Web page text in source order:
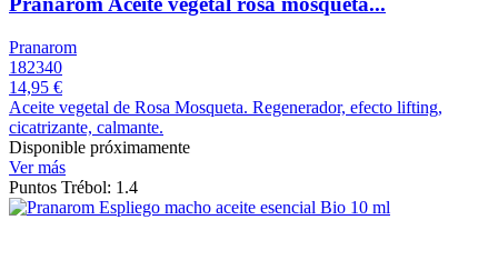
Pranarom
182340
14,95 €
Aceite vegetal de Rosa Mosqueta. Regenerador, efecto lifting,
cicatrizante, calmante.
Disponible próximamente
Ver más
Puntos Trébol: 1.4